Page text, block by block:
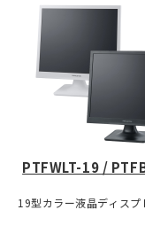
PTFWLT-19 /
19型カラー液晶ディスプ